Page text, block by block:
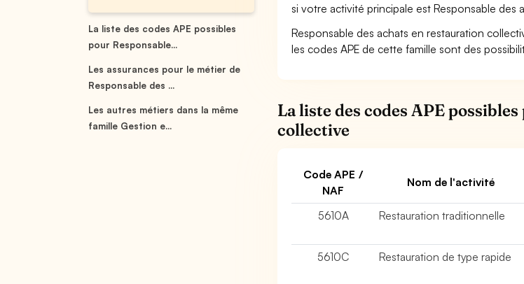
La liste des codes APE possibles
pour Responsable...
Les assurances pour le métier de
Responsable des ...
Les autres métiers dans la même
famille Gestion e...
si votre activité principale est Responsable des
Responsable des achats en restauration
les codes APE de cette famille sont des
La liste des codes APE
collective
Code APE /
NAF
Nom de l'activité
5610A Restauration traditionnelle
5610C
Restauration de type rapide